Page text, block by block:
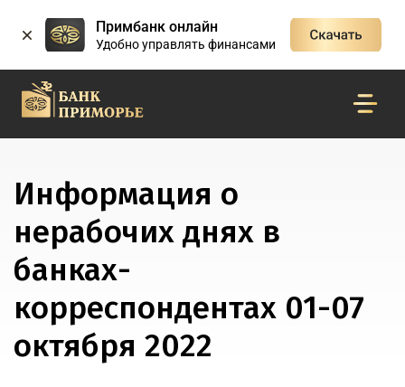
Примбанк онлайн
Удобно управлять финансами
Информация о
нерабочих днях в
банках-
корреспондентах 01-07
октября 2022